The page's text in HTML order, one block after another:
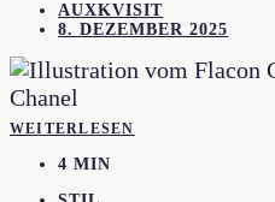
AUXKVISIT
8. DEZEMBER 2025
WEITERLESEN
4 MIN